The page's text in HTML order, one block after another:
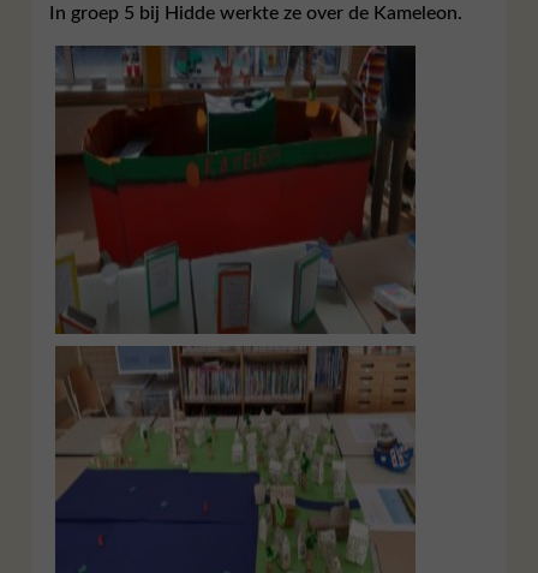
In groep 5 bij Hidde werkte ze over de Kameleon.